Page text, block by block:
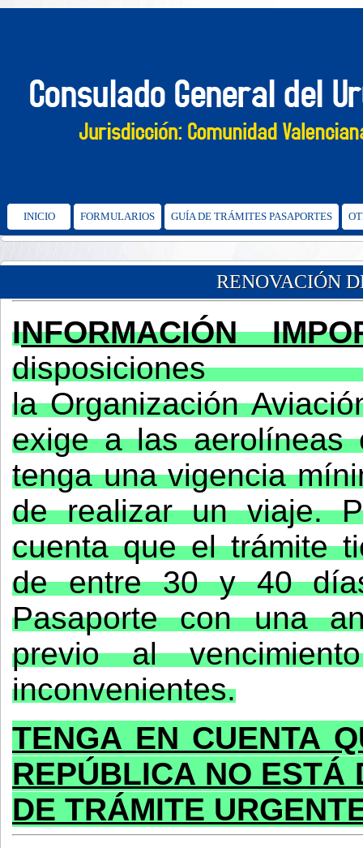
INICIO FORMULARIOS GUÍA DE TRÁMITES PASAPORTES
RENOVACIÓN
INFORMACIÓN
la Organización
exige a las aerolíneas
tenga una vigencia
de realizar un viaje.
cuenta que el trámite
de entre 30 y 40
Pasaporte con una
previo al
inconvenientes.
TENGA EN CUENTA
REPÚBLICA NO ESTÁ
DE TRÁMITE